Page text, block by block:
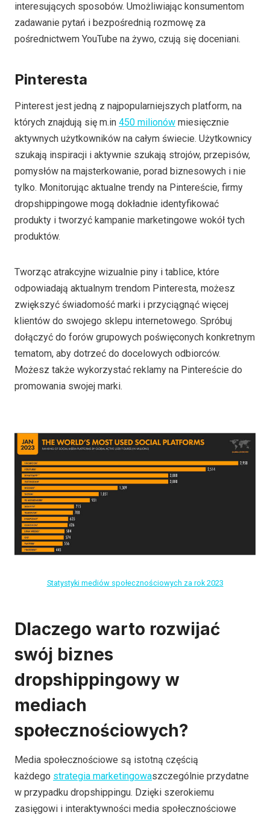
interesujących sposobów. Umożliwiając konsumentom
zadawanie pytań i bezpośrednią rozmowę za
pośrednictwem YouTube na żywo, czują się doceniani.
Pinteresta
Pinterest jest jedną z najpopularniejszych platform, na
których znajdują się m.in 450 milionów miesięcznie
aktywnych użytkowników na całym świecie. Użytkownicy
szukają inspiracji i aktywnie szukają strojów, przepisów,
pomysłów na majsterkowanie, porad biznesowych i nie
tylko. Monitorując aktualne trendy na Pintereście, firmy
dropshippingowe mogą dokładnie identyfikować
produkty i tworzyć kampanie marketingowe wokół tych
produktów.
Tworząc atrakcyjne wizualnie piny i tablice, które
odpowiadają aktualnym trendom Pinteresta, możesz
zwiększyć świadomość marki i przyciągnąć więcej
klientów do swojego sklepu internetowego. Spróbuj
dołączyć do forów grupowych poświęconych konkretnym
tematom, aby dotrzeć do docelowych odbiorców.
Możesz także wykorzystać reklamy na Pintereście do
promowania swojej marki.
Statystyki mediów społecznościowych za rok 2023
Dlaczego warto rozwijać
swój biznes
dropshippingowy w
mediach
społecznościowych?
Media społecznościowe są istotną częścią
każdego strategia marketingowaszczególnie przydatne
w przypadku dropshippingu. Dzięki szerokiemu
zasięgowi i interaktywności media społecznościowe